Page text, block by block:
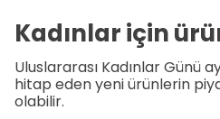
Kadınlar için
Uluslararası Kadınlar Günü
hitap eden yeni ürünlerin
olabilir.